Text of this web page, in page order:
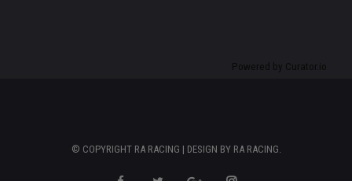
Powered by Curator.io
© COPYRIGHT RA RACING | DESIGN BY RA RACING